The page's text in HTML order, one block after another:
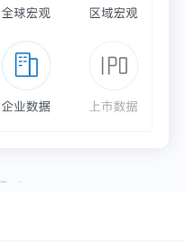
患关系。由于私有化
在很大程度上必须自
维持医院的运营。调
而对于当前公立医院